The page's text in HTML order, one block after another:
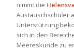
nimmt die
Austauschschüler
Unterstützung
sich in den
Meereskunde zu